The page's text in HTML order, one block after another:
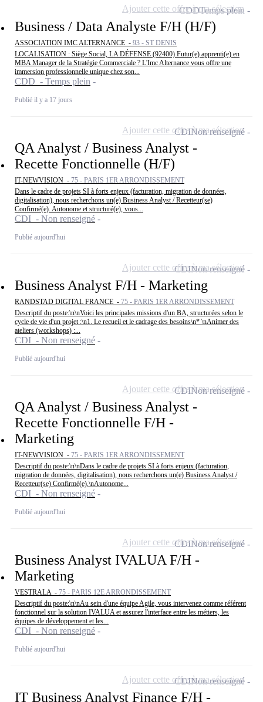
Business / Data Analyste F/H (H/F)
ASSOCIATION IMC ALTERNANCE - 93 - ST DENIS
LOCALISATION : Siège Social, LA DÉFENSE (92400) Futur(e) apprenti(e) en
MBA Manager de la Stratégie Commerciale ? L'Imc Alternance vous offre une
immersion professionnelle unique chez son...
CDD - Temps plein
Publié il y a 17 jours
CDDTemps plein
Ajouter cette offre à ma sélection
QA Analyst / Business Analyst -
Recette Fonctionnelle (H/F)
IT-NEWVISION - 75 - PARIS 1ER ARRONDISSEMENT
Dans le cadre de projets SI à forts enjeux (facturation, migration de données,
digitalisation), nous recherchons un(e) Business Analyst / Recetteur(se)
Confirmé(e). Autonome et structuré(e), vous...
CDI - Non renseigné
Publié aujourd'hui
CDINon renseigné
Ajouter cette offre à ma sélection
Business Analyst F/H - Marketing
RANDSTAD DIGITAL FRANCE - 75 - PARIS 1ER ARRONDISSEMENT
Descriptif du poste:\n\nVoici les principales missions d'un BA, structurées selon le
cycle de vie d'un projet :\n1. Le recueil et le cadrage des besoins\n* \nAnimer des
ateliers (workshops) :...
CDI - Non renseigné
Publié aujourd'hui
CDINon renseigné
Ajouter cette offre à ma sélection
QA Analyst / Business Analyst -
Recette Fonctionnelle F/H -
Marketing
IT-NEWVISION - 75 - PARIS 1ER ARRONDISSEMENT
Descriptif du poste:\n\nDans le cadre de projets SI à forts enjeux (facturation,
migration de données, digitalisation), nous recherchons un(e) Business Analyst /
Recetteur(se) Confirmé(e).\nAutonome...
CDI - Non renseigné
Publié aujourd'hui
CDINon renseigné
Ajouter cette offre à ma sélection
Business Analyst IVALUA F/H -
Marketing
VESTRALA - 75 - PARIS 12E ARRONDISSEMENT
Descriptif du poste:\n\nAu sein d'une équipe Agile, vous intervenez comme référent
fonctionnel sur la solution IVALUA et assurez l'interface entre les métiers, les
équipes de développement et les...
CDI - Non renseigné
Publié aujourd'hui
CDINon renseigné
Ajouter cette offre à ma sélection
IT Business Analyst Finance F/H -
CDINon renseigné
Ajouter cette offre à ma sélection